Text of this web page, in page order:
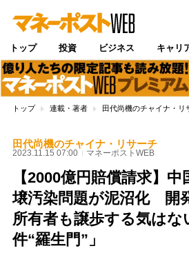
トップ 投資 ビジネス キャリ
トップ 連載・著者 田代尚機のチャイナ・リ
田代尚機のチャイナ・リサーチ
2023.11.15 07:00 マネーポストWEB
【2000億円賠償請求】
壌汚染問題が泥沼化 開
所有者も譲歩する気はな
件“羅生門”」